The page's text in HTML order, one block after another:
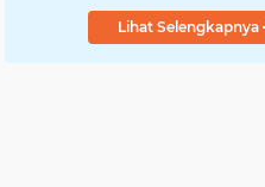
HKBP
Lihat Selengkapnya